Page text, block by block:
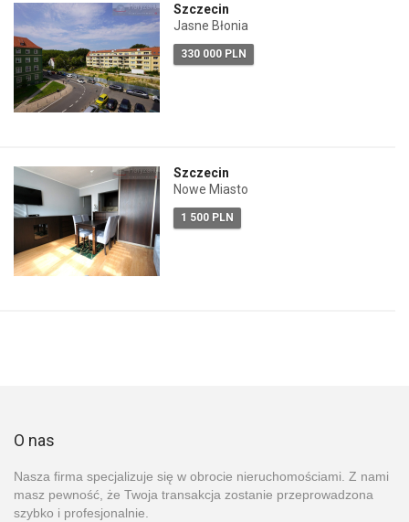
Szczecin
Jasne Błonia
330 000 PLN
Szczecin
Nowe Miasto
1 500 PLN
O nas
Nasza firma specjalizuje się w obrocie nieruchomościami. Z nami
masz pewność, że Twoja transakcja zostanie przeprowadzona
szybko i profesjonalnie.